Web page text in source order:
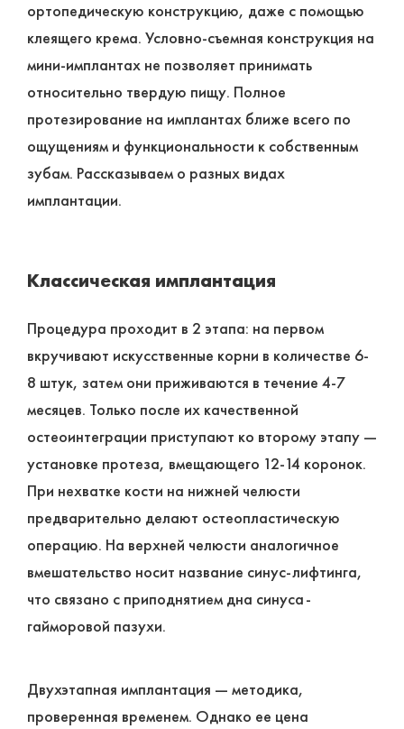
ортопедическую конструкцию, даже с помощью
клеящего крема. Условно-съемная конструкция на
мини-имплантах не позволяет принимать
относительно твердую пищу. Полное
протезирование на имплантах ближе всего по
ощущениям и функциональности к собственным
зубам. Рассказываем о разных видах
имплантации.
Классическая имплантация
Процедура проходит в 2 этапа: на первом
вкручивают искусственные корни в количестве 6-
8 штук, затем они приживаются в течение 4-7
месяцев. Только после их качественной
остеоинтеграции приступают ко второму этапу ―
установке протеза, вмещающего 12-14 коронок.
При нехватке кости на нижней челюсти
предварительно делают остеопластическую
операцию. На верхней челюсти аналогичное
вмешательство носит название синус-лифтинга,
что связано с приподнятием дна синуса-
гайморовой пазухи.
Двухэтапная имплантация ― методика,
проверенная временем. Однако ее цена